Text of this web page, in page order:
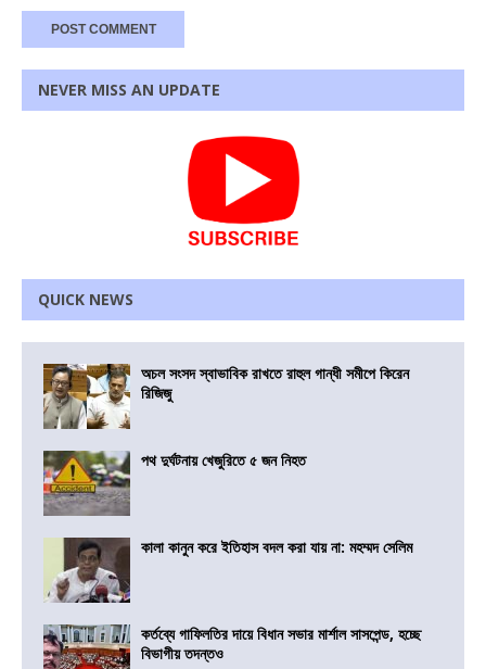
NEVER MISS AN UPDATE
QUICK NEWS
অচল সংসদ স্বাভাবিক রাখতে রাহুল গান্ধী সমীপে কিরেন
রিজিজু
পথ দুর্ঘটনায় খেজুরিতে ৫ জন নিহত
কালা কানুন করে ইতিহাস বদল করা যায় না: মহম্মদ সেলিম
কর্তব্যে গাফিলতির দায়ে বিধান সভার মার্শাল সাসপেন্ড, হচ্ছে
বিভাগীয় তদন্তও